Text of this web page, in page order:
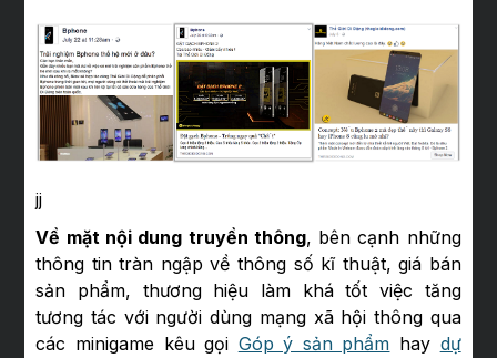
jj
Về mặt nội dung truyền thông, bên cạnh những
thông tin tràn ngập về thông số kĩ thuật, giá bán
sản phẩm, thương hiệu làm khá tốt việc tăng
tương tác với người dùng mạng xã hội thông qua
các minigame kêu gọi Góp ý sản phẩm hay dự